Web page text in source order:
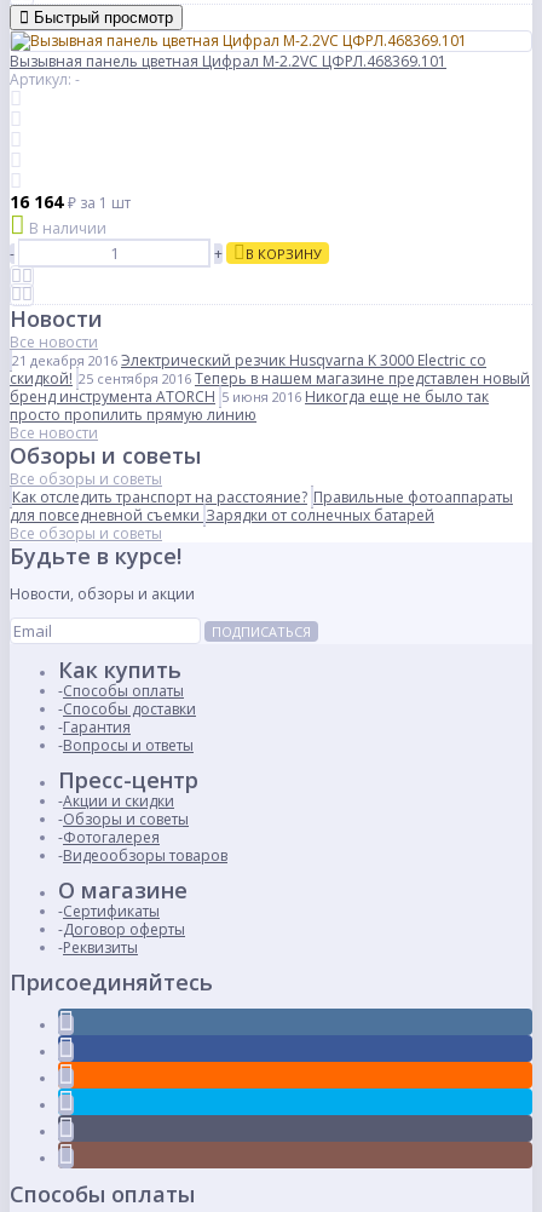
Быстрый просмотр
Вызывная панель цветная Цифрал М-2.2VC ЦФРЛ.468369.101
Артикул: -
16 164₽ за 1 шт
В наличии
-
+ В КОРЗИНУ
Новости
Все новости
21 декабря 2016 Электрический резчик Husqvarna K 3000 Electric со
скидкой! 25 сентября 2016 Теперь в нашем магазине представлен новый
бренд инструмента ATORCH 5 июня 2016 Никогда еще не было так
просто пропилить прямую линию
Все новости
Обзоры и советы
Все обзоры и советы
Как отследить транспорт на расстояние? Правильные фотоаппараты
для повседневной съемки Зарядки от солнечных батарей
Все обзоры и советы
Будьте в курсе!
Новости, обзоры и акции
ПОДПИСАТЬСЯ
Как купить
Способы оплаты
Способы доставки
Гарантия
Вопросы и ответы
Пресс-центр
Акции и скидки
Обзоры и советы
Фотогалерея
Видеообзоры товаров
О магазине
Сертификаты
Договор оферты
Реквизиты
Присоединяйтесь
Способы оплаты